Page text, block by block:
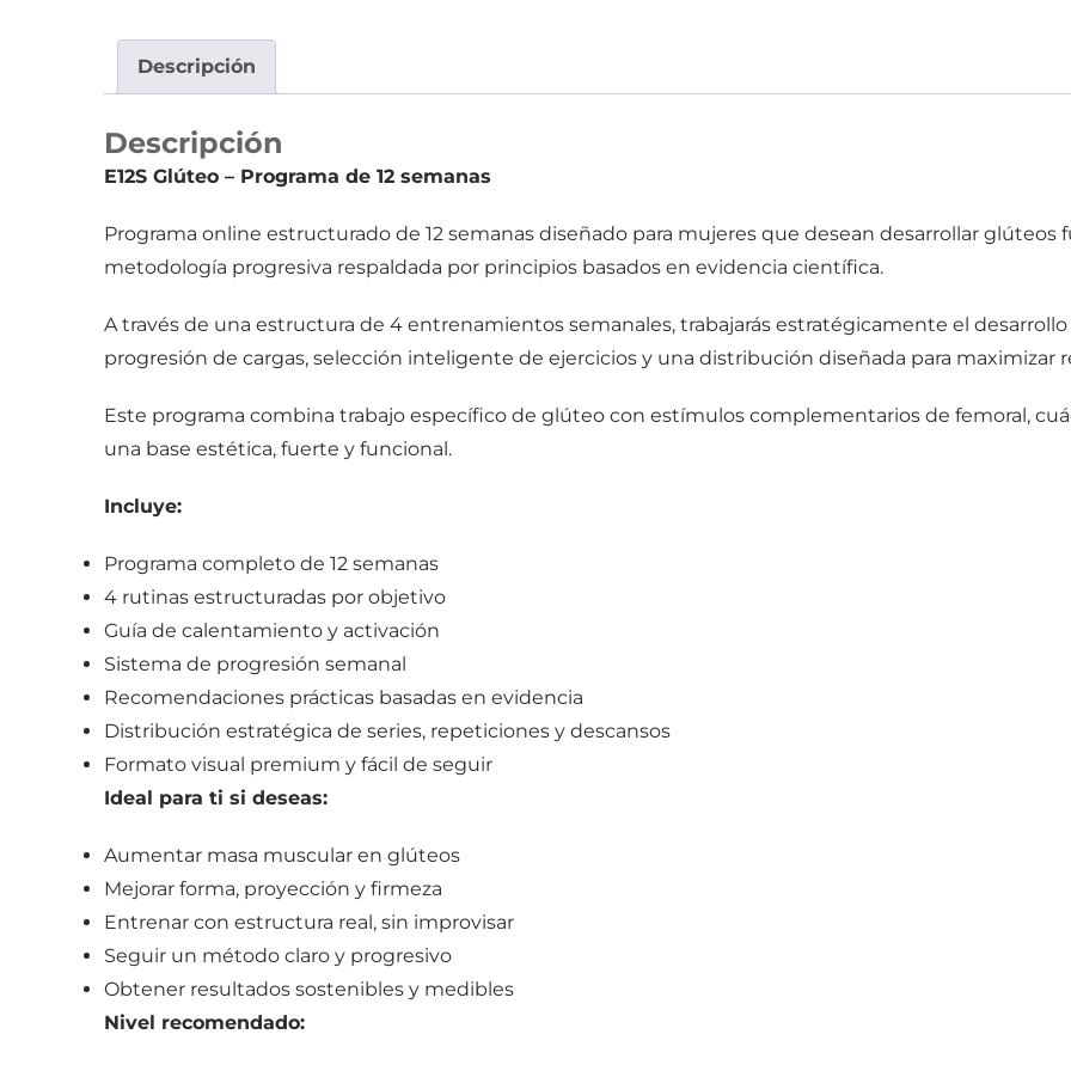
12
Descripción
Descripción
E12S Glúteo – Programa de 12 semanas
Programa online estructurado de 12 semanas diseñado para mujeres que desean desarrollar
metodología progresiva respaldada por principios basados en evidencia científica.
A través de una estructura de 4 entrenamientos semanales, trabajarás estratégicamente el
progresión de cargas, selección inteligente de ejercicios y una distribución diseñada para maximizar
Este programa combina trabajo específico de glúteo con estímulos complementarios de femoral,
una base estética, fuerte y funcional.
Incluye:
Programa completo de 12 semanas
4 rutinas estructuradas por objetivo
Guía de calentamiento y activación
Sistema de progresión semanal
Recomendaciones prácticas basadas en evidencia
Distribución estratégica de series, repeticiones y descansos
Formato visual premium y fácil de seguir
Ideal para ti si deseas:
Aumentar masa muscular en glúteos
Mejorar forma, proyección y firmeza
Entrenar con estructura real, sin improvisar
Seguir un método claro y progresivo
Obtener resultados sostenibles y medibles
Nivel recomendado: